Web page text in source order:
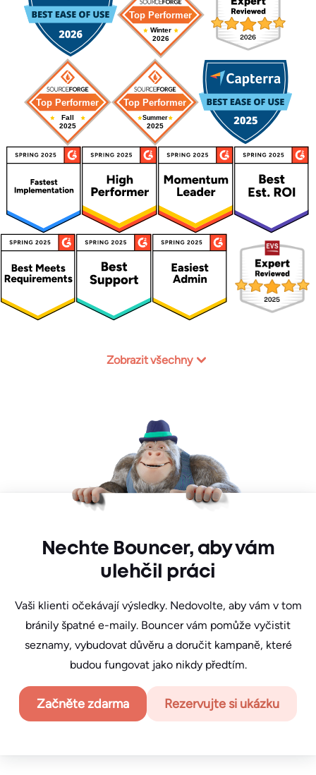
Zobrazit všechny
Nechte Bouncer, aby vám
ulehčil práci
Vaši klienti očekávají výsledky. Nedovolte, aby vám v tom
bránily špatné e-maily. Bouncer vám pomůže vyčistit
seznamy, vybudovat důvěru a doručit kampaně, které
budou fungovat jako nikdy předtím.
Začněte zdarma Rezervujte si ukázku